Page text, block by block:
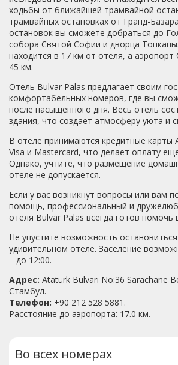
ходьбы от ближайшей трамвайной
трамвайных остановках от Гранд-
остановок вы сможете добраться до
собора Святой Софии и дворца
находится в 17 км от отеля, а аэропорт
45 км.
Отель Bulvar Palas предлагает своим
комфортабельных номеров, где вы
после насыщенного дня. Весь отель
здания, что создает атмосферу уюта и
В отеле принимаются кредитные карты
Visa и Mastercard, что делает оплату
Однако, учтите, что размещение
отеле не допускается.
Если у вас возникнут вопросы или вам
помощь, профессиональный и
отеля Bulvar Palas всегда готов помочь
Не упустите возможность
удивительном отеле. Заселение
– до 12:00.
Адрес: Atatürk Bulvari No:36 Sarachane
Стамбул.
Телефон: +90 212 528 5881.
Расстояние до аэропорта: 17.0 км.
Во всех номерах